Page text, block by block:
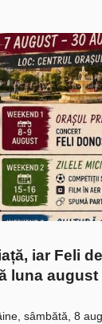
iar Feli
luna
sâmbătă, 8